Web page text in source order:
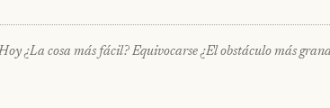
¿La cosa más fácil? Equivocarse ¿El obstáculo más